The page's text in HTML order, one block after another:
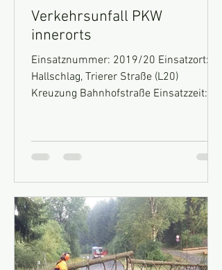
Verkehrsunfall PKW
innerorts
Einsatznummer: 2019/20 Einsatzort:
Hallschlag, Trierer Straße (L20)
Kreuzung Bahnhofstraße Einsatzzeit: